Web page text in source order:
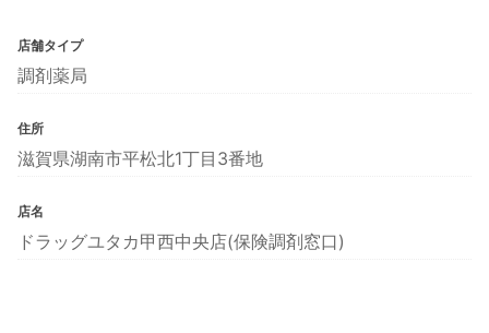
店舗タイプ
調剤薬局
住所
滋賀県湖南市平松北1丁目3番地
店名
ドラッグユタカ甲西中央店(保険調剤窓口)